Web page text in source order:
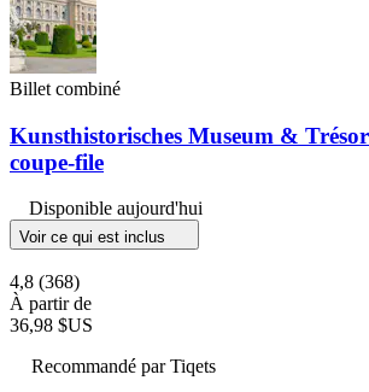
Billet combiné
Kunsthistorisches Museum &
coupe-file
Disponible aujourd'hui
Voir ce qui est inclus
4,8 (368)
À partir de
36,98 $US
Recommandé par Tiqets